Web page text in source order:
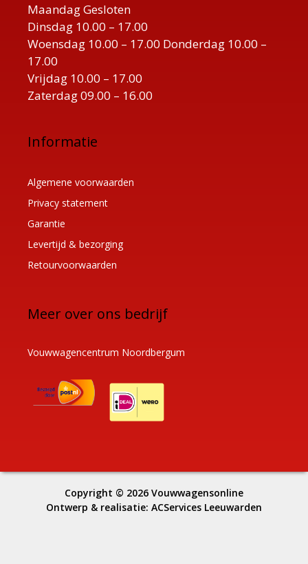
Maandag Gesloten
Dinsdag 10.00 – 17.00
Woensdag 10.00 – 17.00 Donderdag 10.00 –
17.00
Vrijdag 10.00 – 17.00
Zaterdag 09.00 – 16.00
Informatie
Algemene voorwaarden
Privacy statement
Garantie
Levertijd & bezorging
Retourvoorwaarden
Meer over ons bedrijf
Vouwwagencentrum Noordbergum
Copyright © 2026 Vouwwagensonline
Ontwerp & realisatie: ACServices Leeuwarden